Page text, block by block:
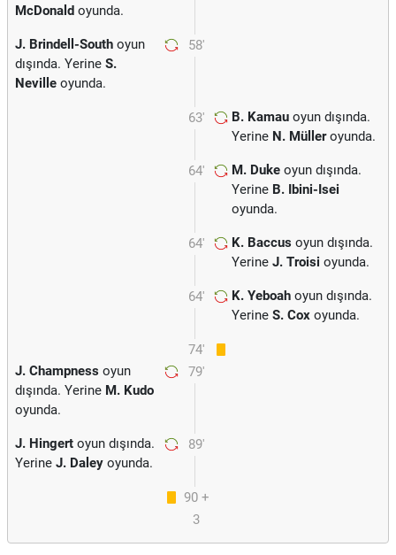
McDonald oyunda.
58'
J. Brindell-South oyun
dışında. Yerine S.
Neville oyunda.
63' B. Kamau oyun dışında.
Yerine N. Mülleroyunda.
64' M. Duke oyun dışında.
Yerine B. Ibini-Isei
oyunda.
64' K. Baccus oyun dışında.
Yerine J. Troisi oyunda.
64' K. Yeboah oyun dışında.
Yerine S. Cox oyunda.
74'
79'
J. Champness oyun
dışında. Yerine M. Kudo
oyunda.
89'
J. Hingert oyun dışında.
Yerine J. Daley oyunda.
90 +
3